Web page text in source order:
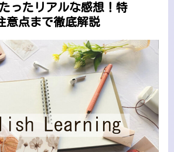
ったリアルな感想！特
意点まで徹底解説